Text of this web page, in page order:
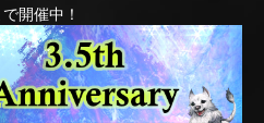
催中！